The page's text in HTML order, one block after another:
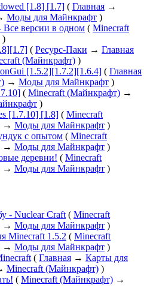
[1.8] [1.7] ( Главная →
Моды для Майнкрафт )
Все версии в одном ( Minecraft
)
( Ресурс-Паки → Главная
(Майнкрафт) )
[1.5.2][1.7.2][1.6.4] ( Главная
→ Моды для Майнкрафт )
( Minecraft (Майнкрафт) →
)
[1.7.10] [1.8] ( Minecraft
→ Моды для Майнкрафт )
с опытом ( Minecraft
→ Моды для Майнкрафт )
деревни! ( Minecraft
→ Моды для Майнкрафт )
- Nuclear Craft ( Minecraft
→ Моды для Майнкрафт )
Minecraft 1.5.2 ( Minecraft
→ Моды для Майнкрафт )
( Главная → Карты для
Minecraft (Майнкрафт) )
( Minecraft (Майнкрафт) →